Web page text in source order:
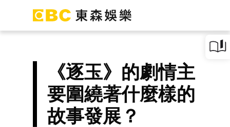
《逐玉》的劇情主
要圍繞著什麼樣的
故事發展？